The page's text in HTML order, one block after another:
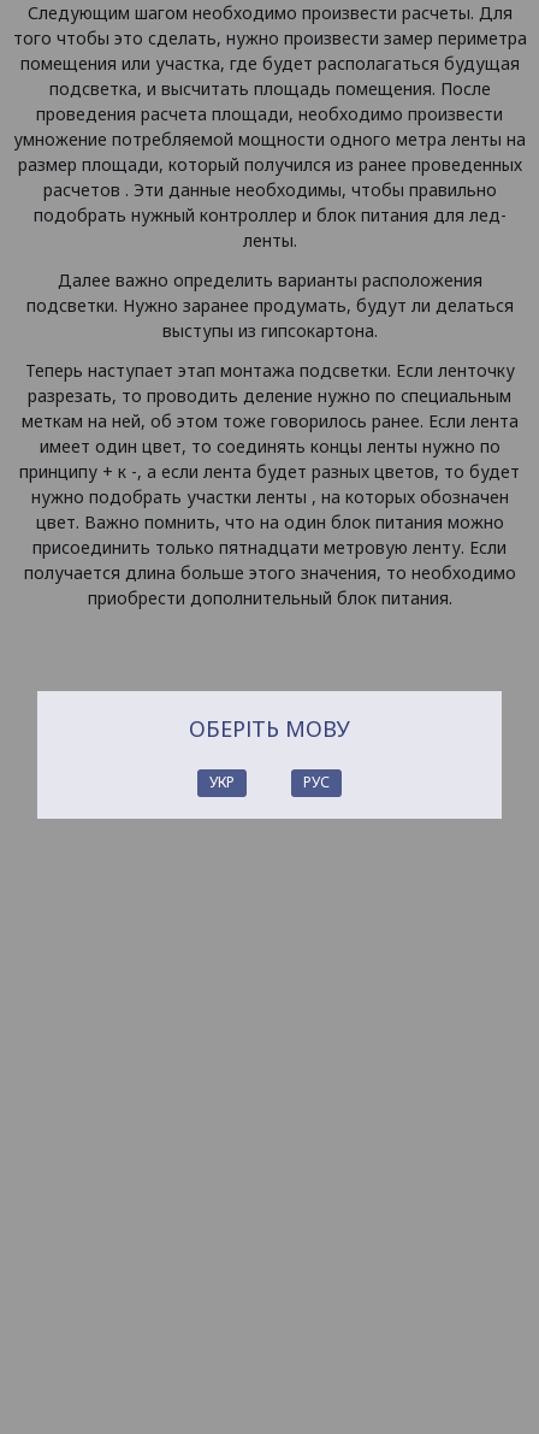
Следующим шагом необходимо произвести расчеты. Для
того чтобы это сделать, нужно произвести замер периметра
помещения или участка, где будет располагаться будущая
подсветка, и высчитать площадь помещения. После
проведения расчета площади, необходимо произвести
умножение потребляемой мощности одного метра ленты на
размер площади, который получился из ранее проведенных
расчетов . Эти данные необходимы, чтобы правильно
подобрать нужный контроллер и блок питания для лед-
ленты.
Далее важно определить варианты расположения
подсветки. Нужно заранее продумать, будут ли делаться
выступы из гипсокартона.
Теперь наступает этап монтажа подсветки. Если ленточку
разрезать, то проводить деление нужно по специальным
меткам на ней, об этом тоже говорилось ранее. Если лента
имеет один цвет, то соединять концы ленты нужно по
принципу + к -, а если лента будет разных цветов, то будет
нужно подобрать участки ленты , на которых обозначен
цвет. Важно помнить, что на один блок питания можно
присоединить только пятнадцати метровую ленту. Если
получается длина больше этого значения, то необходимо
приобрести дополнительный блок питания.
ОБЕРІТЬ МОВУ
УКР РУС